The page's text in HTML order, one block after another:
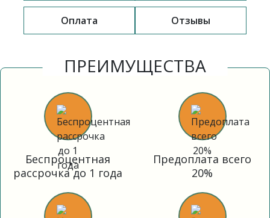
Оплата Отзывы
ПРЕИМУЩЕСТВА
Беспроцентная
рассрочка до 1 года
Предоплата всего
20%